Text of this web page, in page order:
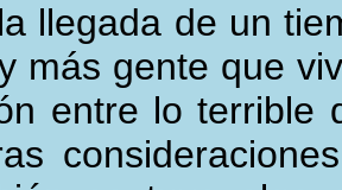
llegada de un
más gente que
entre lo terrible